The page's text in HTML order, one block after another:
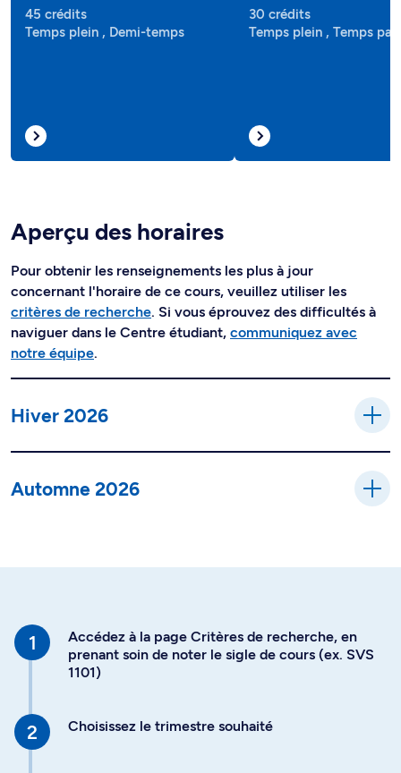
45 crédits
Temps plein , Demi-temps
30 crédits
Temps plein , Temps
Aperçu des horaires
Pour obtenir les renseignements les plus à jour
concernant l'horaire de ce cours, veuillez utiliser les
critères de recherche. Si vous éprouvez des difficultés à
naviguer dans le Centre étudiant, communiquez avec
notre équipe.
Hiver 2026
Automne 2026
Accédez à la page Critères de recherche, en
prenant soin de noter le sigle de cours (ex. SVS
1101)
Choisissez le trimestre souhaité